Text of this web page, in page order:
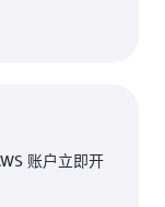
账户立即开